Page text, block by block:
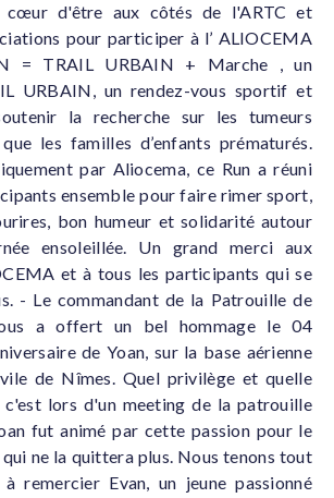
d'être aux côtés de l'ARTC et
pour participer à l’ ALIOCEMA
= TRAIL URBAIN + Marche , un
URBAIN, un rendez-vous sportif et
la recherche sur les tumeurs
les familles d’enfants prématurés.
par Aliocema, ce Run a réuni
ensemble pour faire rimer sport,
bon humeur et solidarité autour
ensoleillée. Un grand merci aux
et à tous les participants qui se
- Le commandant de la Patrouille de
a offert un bel hommage le 04
de Yoan, sur la base aérienne
de Nîmes. Quel privilège et quelle
c'est lors d'un meeting de la patrouille
fut animé par cette passion pour le
ne la quittera plus. Nous tenons tout
remercier Evan, un jeune passionné